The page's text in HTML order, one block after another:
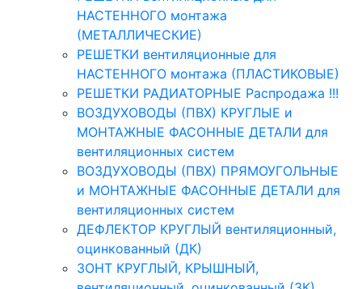
НАСТЕННОГО монтажа
(МЕТАЛЛИЧЕСКИЕ)
РЕШЕТКИ вентиляционные для
НАСТЕННОГО монтажа (ПЛАСТИКОВЫЕ)
РЕШЕТКИ РАДИАТОРНЫЕ Распродажа !!!
ВОЗДУХОВОДЫ (ПВХ) КРУГЛЫЕ и
МОНТАЖНЫЕ ФАСОННЫЕ ДЕТАЛИ для
вентиляционных систем
ВОЗДУХОВОДЫ (ПВХ) ПРЯМОУГОЛЬНЫЕ
и МОНТАЖНЫЕ ФАСОННЫЕ ДЕТАЛИ для
вентиляционных систем
ДЕФЛЕКТОР КРУГЛЫЙ вентиляционный,
оцинкованный (ДК)
ЗОНТ КРУГЛЫЙ, КРЫШНЫЙ,